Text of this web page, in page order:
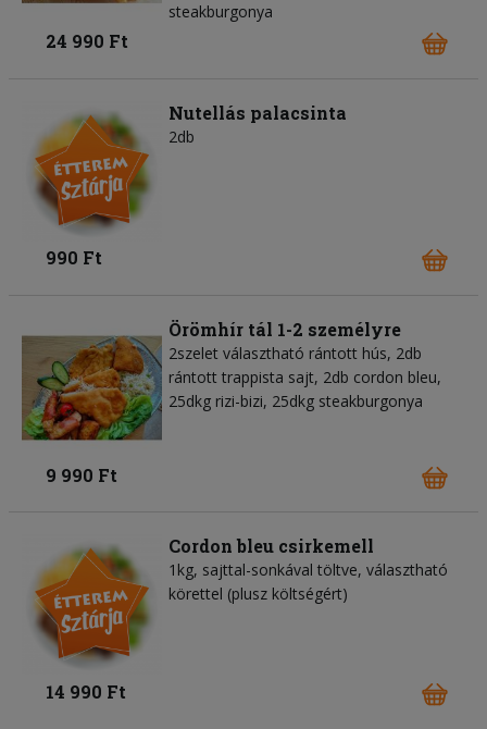
steakburgonya
24 990 Ft
Nutellás palacsinta
2db
990 Ft
Örömhír tál 1-2 személyre
2szelet választható rántott hús, 2db
rántott trappista sajt, 2db cordon bleu,
25dkg rizi-bizi, 25dkg steakburgonya
9 990 Ft
Cordon bleu csirkemell
1kg, sajttal-sonkával töltve, választható
körettel (plusz költségért)
14 990 Ft